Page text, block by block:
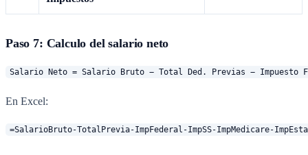
Paso 7: Calculo del salario neto
En Excel: